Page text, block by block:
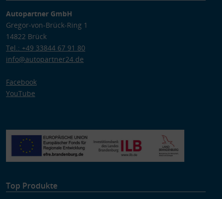
Autopartner GmbH
Gregor-von-Brück-Ring 1
14822 Brück
Tel.: +49 33844 67 91 80
info@autopartner24.de
Facebook
YouTube
Top Produkte